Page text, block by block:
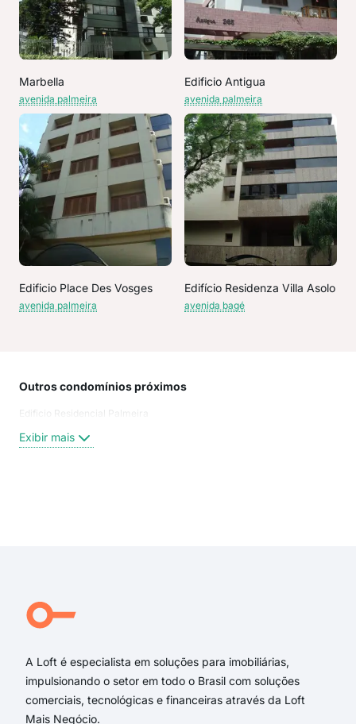
Marbella
avenida palmeira
Edificio Antigua
avenida palmeira
Edificio Place Des Vosges
avenida palmeira
Edifício Residenza Villa Asolo
avenida bagé
Outros condomínios próximos
Edificio Residencial Palmeira
Exibir mais
A Loft é especialista em soluções para imobiliárias,
impulsionando o setor em todo o Brasil com soluções
comerciais, tecnológicas e financeiras através da Loft
Mais Negócio.